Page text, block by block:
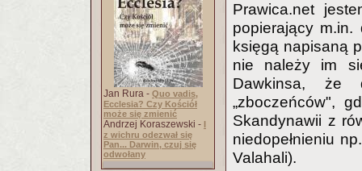
Jan Rura - Quo vadis,
Ecclesia? Czy Kościół
może się zmienić
Andrzej Koraszewski - I
z wichru odezwał się
Pan... Darwin, czuj się
odwołany
Prawica.net
popierający
księgą napisaną
nie należy im
Dawkinsa, że
„zboczeńców",
Skandynawii z
niedopełnieniu
Valahali).